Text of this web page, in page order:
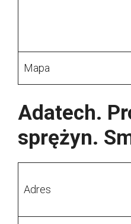
Mapa
Adatech.
sprężyn.
Adres